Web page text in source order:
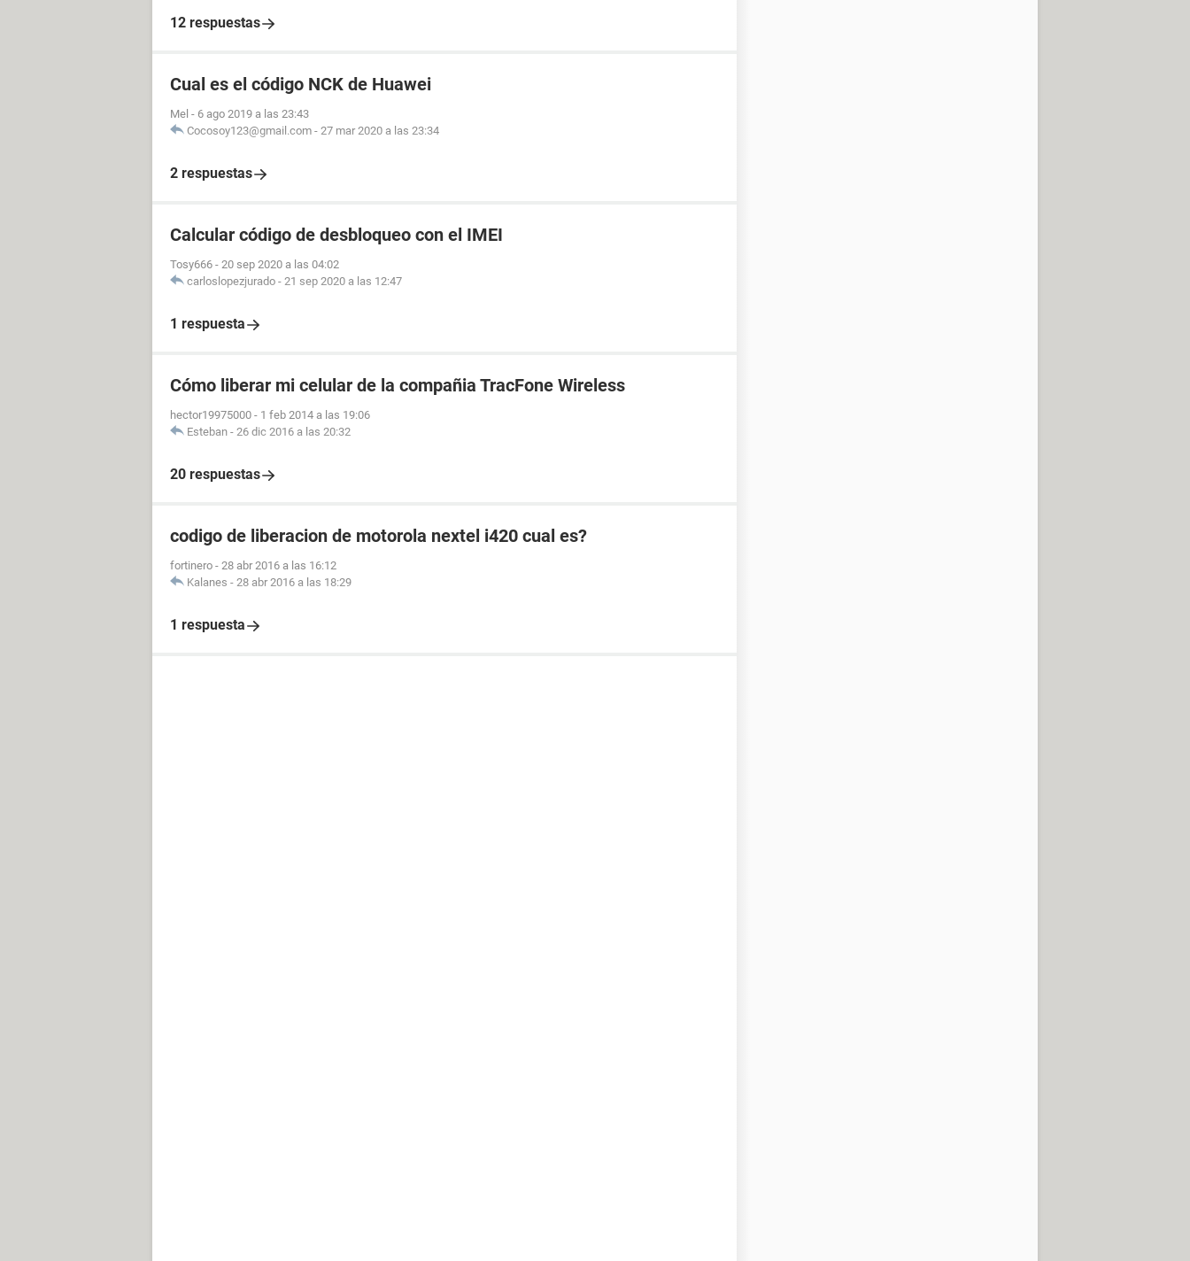
12 respuestas
Cual es el código NCK de Huawei
Mel - 6 ago 2019 a las 23:43
Cocosoy123@gmail.com - 27 mar 2020 a las 23:34
2 respuestas
Calcular código de desbloqueo con el IMEI
Tosy666 - 20 sep 2020 a las 04:02
carloslopezjurado - 21 sep 2020 a las 12:47
1 respuesta
Cómo liberar mi celular de la compañia TracFone Wireless
hector19975000 - 1 feb 2014 a las 19:06
Esteban - 26 dic 2016 a las 20:32
20 respuestas
codigo de liberacion de motorola nextel i420 cual es?
fortinero - 28 abr 2016 a las 16:12
Kalanes - 28 abr 2016 a las 18:29
1 respuesta